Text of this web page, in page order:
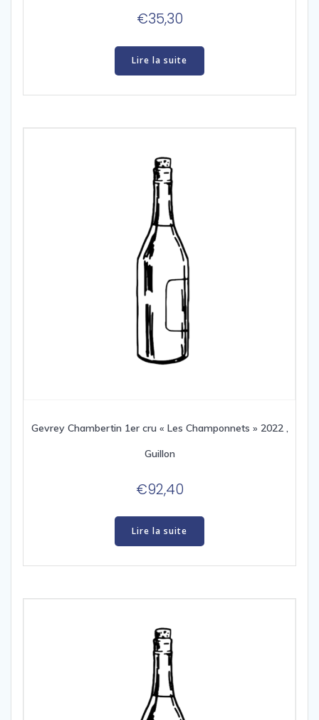
€35,30
Lire la suite
Gevrey Chambertin 1er cru « Les Champonnets » 2022 ,
Guillon
€92,40
Lire la suite